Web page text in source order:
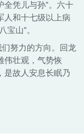
全凭儿与孙”。六十
人和十七级以上病
宝山”。
努力的方向。回龙
伟壮观，气势恢
是故人安息长眠乃